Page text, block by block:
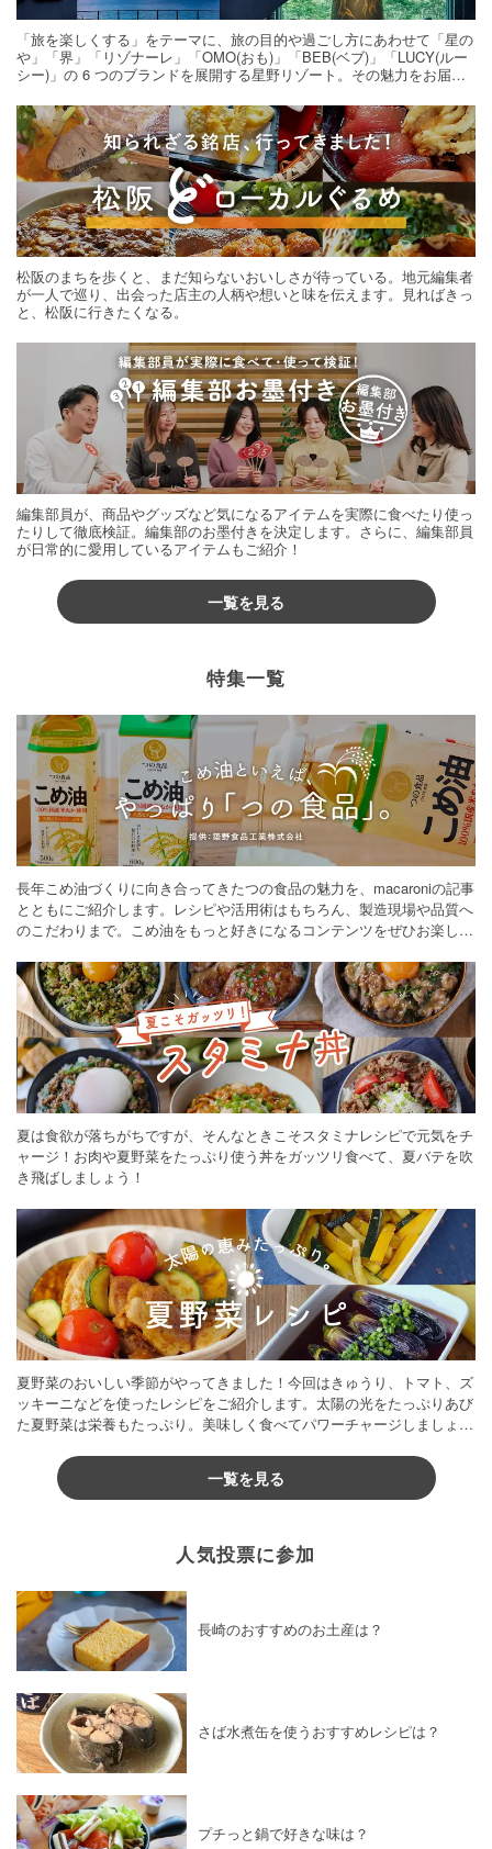
「旅を楽しくする」をテーマに、旅の目的や過ごし方にあわせて「星の
や」「界」「リゾナーレ」「OMO(おも)」「BEB(ベブ)」「LUCY(ルー
シー)」の 6 つのブランドを展開する星野リゾート。その魅力をお届け
松阪のまちを歩くと、まだ知らないおいしさが待っている。地元編集者
が一人で巡り、出会った店主の人柄や想いと味を伝えます。見ればきっ
と、松阪に行きたくなる。
編集部員が、商品やグッズなど気になるアイテムを実際に食べたり使っ
たりして徹底検証。編集部のお墨付きを決定します。さらに、編集部員
が日常的に愛用しているアイテムもご紹介！
一覧を見る
特集一覧
長年こめ油づくりに向き合ってきたつの食品の魅力を、macaroniの記事
とともにご紹介します。レシピや活用術はもちろん、製造現場や品質へ
のこだわりまで。こめ油をもっと好きになるコンテンツをぜひお楽しみ
夏は食欲が落ちがちですが、そんなときこそスタミナレシピで元気をチ
ャージ！お肉や夏野菜をたっぷり使う丼をガッツリ食べて、夏バテを吹
き飛ばしましょう！
夏野菜のおいしい季節がやってきました！今回はきゅうり、トマト、ズ
ッキーニなどを使ったレシピをご紹介します。太陽の光をたっぷりあび
た夏野菜は栄養もたっぷり。美味しく食べてパワーチャージしましょう
一覧を見る
人気投票に参加
長崎のおすすめのお土産は？
さば水煮缶を使うおすすめレシピは？
プチっと鍋で好きな味は？